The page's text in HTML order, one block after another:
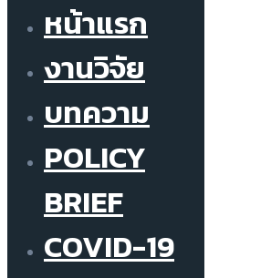
หน้าแรก
งานวิจัย
บทความ
POLICY
BRIEF
COVID-19